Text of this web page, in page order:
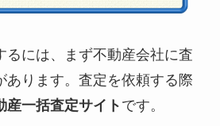
るには、まず不動産会社に査
あります。査定を依頼する際
産一括査定サイト です。